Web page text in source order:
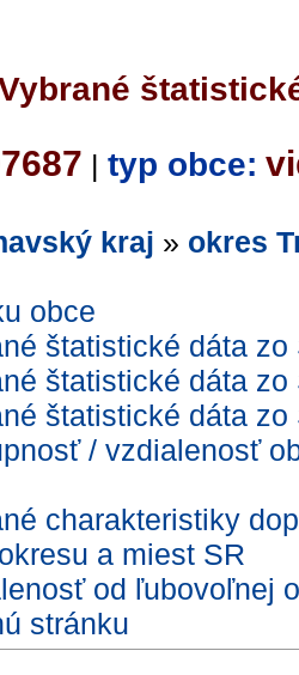
| typ obce:
kraj » okres
obce
štatistické dáta zo
štatistické dáta zo
štatistické dáta zo
/ vzdialenosť
charakteristiky
a miest SR
od ľubovoľnej
stránku